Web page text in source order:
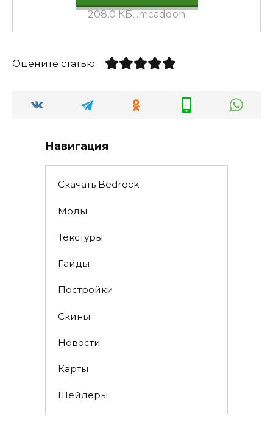
208,0 КБ, .mcaddon
Оцените статью
Навигация
Скачать Bedrock
Моды
Текстуры
Гайды
Постройки
Скины
Новости
Карты
Шейдеры